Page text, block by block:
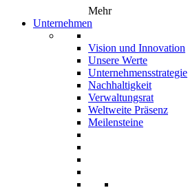
Mehr
Unternehmen
Vision und Innovation
Unsere Werte
Unternehmensstrategie
Nachhaltigkeit
Verwaltungsrat
Weltweite Präsenz
Meilensteine